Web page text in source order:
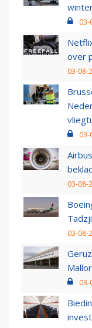
03-
over
03-08-
03-
03-08-
03-08-
03-